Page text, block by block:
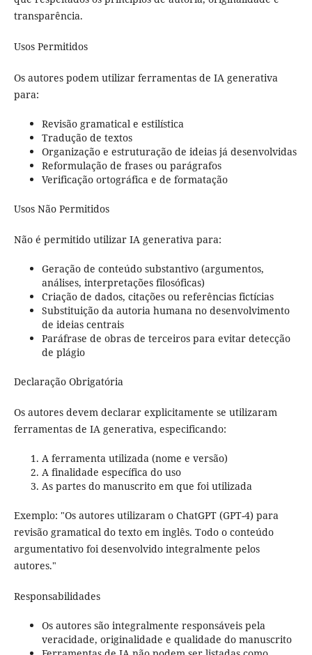
transparência.
Usos Permitidos
Os autores podem utilizar ferramentas de IA generativa
para:
Revisão gramatical e estilística
Tradução de textos
Organização e estruturação de ideias já desenvolvidas
Reformulação de frases ou parágrafos
Verificação ortográfica e de formatação
Usos Não Permitidos
Não é permitido utilizar IA generativa para:
Geração de conteúdo substantivo (argumentos,
análises, interpretações filosóficas)
Criação de dados, citações ou referências fictícias
Substituição da autoria humana no desenvolvimento
de ideias centrais
Paráfrase de obras de terceiros para evitar detecção
de plágio
Declaração Obrigatória
Os autores devem declarar explicitamente se utilizaram
ferramentas de IA generativa, especificando:
A ferramenta utilizada (nome e versão)
A finalidade específica do uso
As partes do manuscrito em que foi utilizada
Exemplo: "Os autores utilizaram o ChatGPT (GPT-4) para
revisão gramatical do texto em inglês. Todo o conteúdo
argumentativo foi desenvolvido integralmente pelos
autores."
Responsabilidades
Os autores são integralmente responsáveis pela
veracidade, originalidade e qualidade do manuscrito